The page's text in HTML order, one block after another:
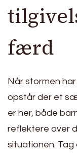
færd
Når stormen
opstår der et
er her, både
reflektere over
situationen.